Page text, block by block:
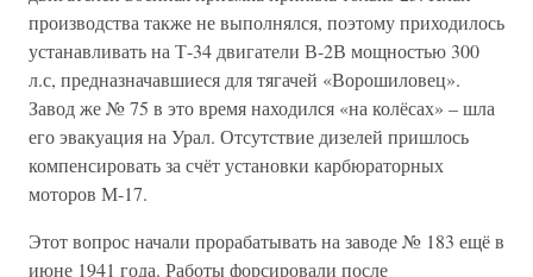
производства также не выполнялся, поэтому приходилось
устанавливать на Т-34 двигатели В-2В мощностью 300
л.с, предназначавшиеся для тягачей «Ворошиловец».
Завод же № 75 в это время находился «на колёсах» – шла
его эвакуация на Урал. Отсутствие дизелей пришлось
компенсировать за счёт установки карбюраторных
моторов М-17.
Этот вопрос начали прорабатывать на заводе № 183 ещё в
июне 1941 года. Работы форсировали после